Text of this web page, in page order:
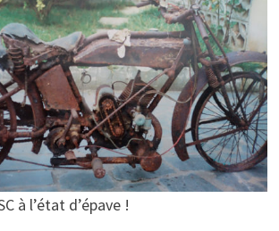
à l’état d’épave !